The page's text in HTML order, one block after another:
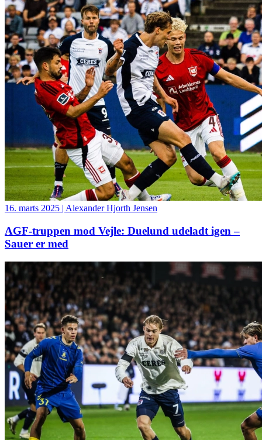
16. marts 2025 | Alexander Hjorth Jensen
AGF-truppen mod Vejle: Duelund udeladt igen –
Sauer er med